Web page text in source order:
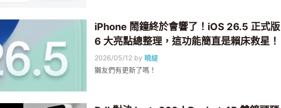
iPhone 鬧鐘終於會響了！iOS 26.5 正式版
6 大亮點總整理，這功能簡直是賴床救星！
2026/05/12 by 曉緹
獺友們有更新了嗎！